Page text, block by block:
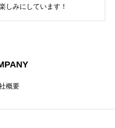
しみにしています！
概要